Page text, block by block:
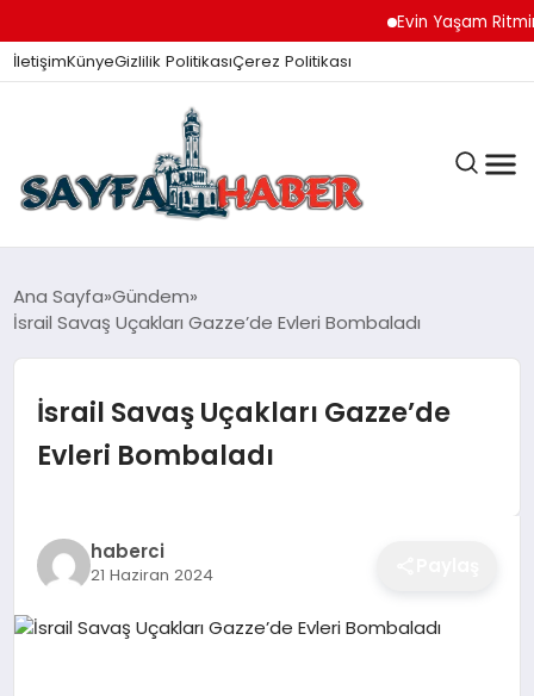
Evin Yaşam Ritmini
İletişimKünyeGizlilik PolitikasıÇerez Politikası
ANA SAYFA
İZMIR HABERLERI
EĞITIM
Ana Sayfa Gündem
İsrail Savaş Uçakları Gazze’de Evleri Bombaladı
İsrail Savaş Uçakları Gazze’de
Evleri Bombaladı
haberci
21 Haziran 2024